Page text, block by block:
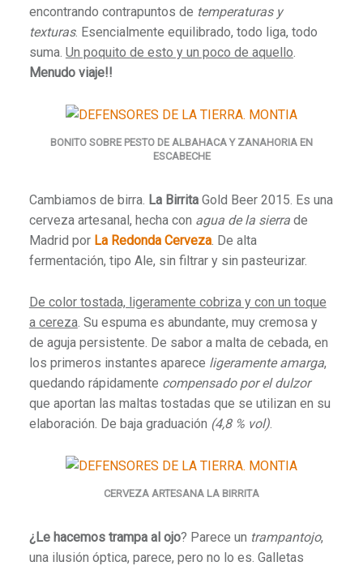
encontrando contrapuntos de temperaturas y
texturas. Esencialmente equilibrado, todo liga, todo
suma. Un poquito de esto y un poco de aquello.
Menudo viaje!!
BONITO SOBRE PESTO DE ALBAHACA Y ZANAHORIA EN
ESCABECHE
Cambiamos de birra. La BirritaGold Beer 2015. Es una
cerveza artesanal, hecha con agua de la sierrade
Madrid por La Redonda Cerveza. De alta
fermentación, tipo Ale, sin filtrar y sin pasteurizar.
De color tostada, ligeramente cobriza y con un toque
a cereza. Su espuma es abundante, muy cremosa y
de aguja persistente. De sabor a malta de cebada, en
los primeros instantes aparece ligeramente amarga,
quedando rápidamente compensado por el dulzor
que aportan las maltas tostadas que se utilizan en su
elaboración. De baja graduación (4,8 % vol).
CERVEZA ARTESANA LA BIRRITA
¿Le hacemos trampa al ojo? Parece un trampantojo,
una ilusión óptica, parece, pero no lo es. Galletas